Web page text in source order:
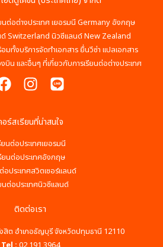
นต่อต่างประเทศ เยอรมนี Germany อังกฤษ
Switzerland นิวซีแลนด์ New Zealand
ทั้งบริการจัดทำเอกสาร ยื่นวีซ่า แปลเอกสาร
บิน และอื่นๆ ที่เกี่ยวกับการเรียนต่อต่างประเทศ
ร์สเรียนที่น่าสนใจ
ยนต่อประเทศเยอรมนี
ยนต่อประเทศอังกฤษ
อประเทศสวิตเซอร์แลนด์
นต่อประเทศนิวซีแลนด์
ติดต่อเรา
สิต อำเภอธัญบุรี จังหวัดปทุมธานี 12110